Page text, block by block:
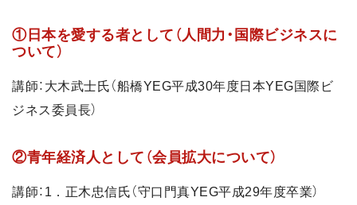
①日本を愛する者として（人間力・国際ビジネスに
ついて）
講師：大木武士氏（船橋YEG平成30年度日本YEG国際ビ
ジネス委員長）
②青年経済人として（会員拡大について）
講師：1．正木忠信氏（守口門真YEG平成29年度卒業）